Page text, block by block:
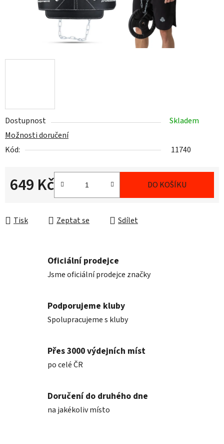
Dostupnost
Skladem
Možnosti doručení
Kód:
11740
649 Kč DO KOŠÍKU
Tisk Zeptat se Sdílet
Oficiální prodejce
Jsme oficiální prodejce značky
Podporujeme kluby
Spolupracujeme s kluby
Přes 3000 výdejních míst
po celé ČR
Doručení do druhého dne
na jakékoliv místo